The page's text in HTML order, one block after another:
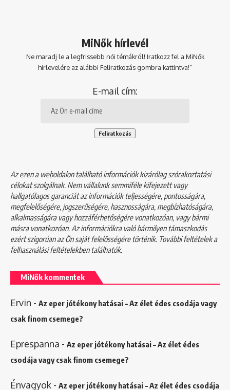
MiNők hírlevél
Ne maradj le a legfrissebb női témákról! Iratkozz fel a MiNők
hírlevelére az alábbi Feliratkozás gombra kattintva!"
E-mail cím:
Az ezen a weboldalon található információk kizárólag szórakoztatási
célokat szolgálnak. Nem vállalunk semmiféle kifejezett vagy
hallgatólagos garanciát az információk teljességére, pontosságára,
megfelelőségére, jogszerűségére, hasznosságára, megbízhatóságára,
alkalmasságára vagy hozzáférhetőségére vonatkozóan, vagy bármi
másra vonatkozóan. Az információkra való bármilyen támaszkodás
ezért szigorúan az Ön saját felelősségére történik. További feltételek a
felhasználási feltételekbentalálhatók.
MiNők kommentek
Ervin - Az eper jótékony hatásai – Az élet édes csodája vagy
csak finom csemege?
Eprespanna - Az eper jótékony hatásai – Az élet édes
csodája vagy csak finom csemege?
Énvagyok - Az eper jótékony hatásai – Az élet édes csodája